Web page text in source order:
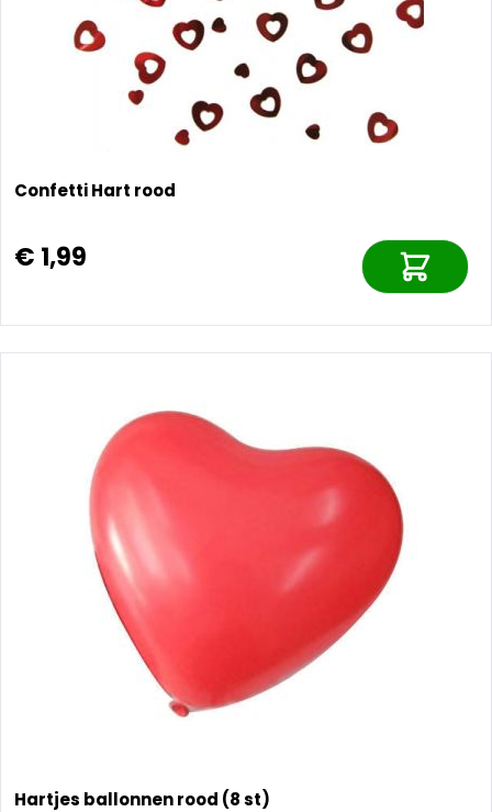
Confetti Hart rood
€ 1,99
Hartjes ballonnen rood (8 st)